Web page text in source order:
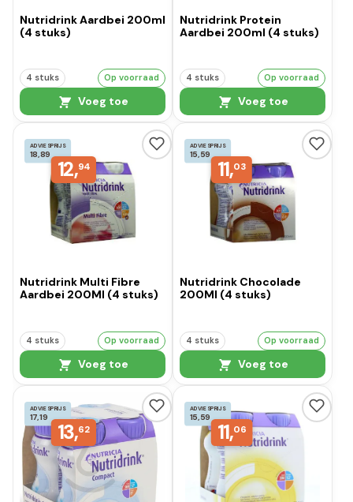
Nutridrink Aardbei 200ml
(4 stuks)
4 stuks Op voorraad
Voeg toe
Nutridrink Protein
Aardbei 200ml (4 stuks)
4 stuks Op voorraad
Voeg toe
ADVIESPRIJS
18,89
12,94
Nutridrink Multi Fibre
Aardbei 200Ml (4 stuks)
4 stuks Op voorraad
Voeg toe
ADVIESPRIJS
15,59
11,03
Nutridrink Chocolade
200Ml (4 stuks)
4 stuks Op voorraad
Voeg toe
ADVIESPRIJS
17,19
13,62
ADVIESPRIJS
15,59
11,06